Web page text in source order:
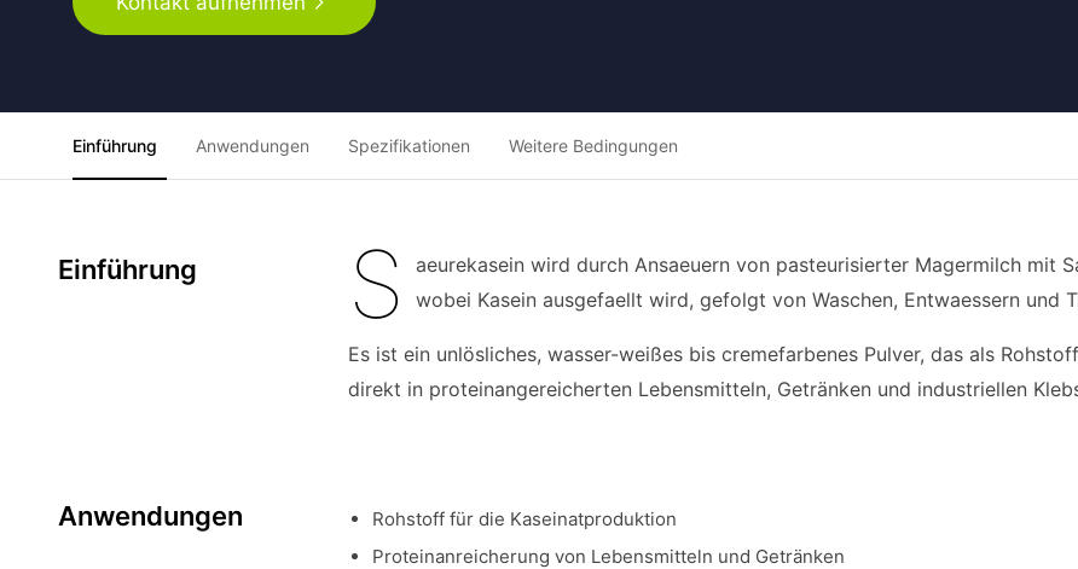
Einführung Anwendungen Spezifikationen Weitere Bedingungen
Einführung S
aeurekasein wird durch Ansaeuern von pasteurisierter Magermilch mit
wobei Kasein ausgefaellt wird, gefolgt von Waschen, Entwaessern und
Es ist ein unlösliches, wasser-weißes bis cremefarbenes Pulver, das als
direkt in proteinangereicherten Lebensmitteln, Getränken und industriellen
Anwendungen
Rohstoff für die Kaseinatproduktion
Proteinanreicherung von Lebensmitteln und Getränken